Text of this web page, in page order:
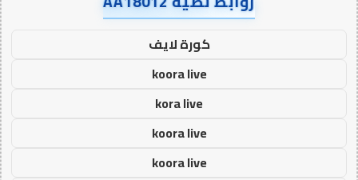
كورة لايف
koora live
kora live
koora live
koora live